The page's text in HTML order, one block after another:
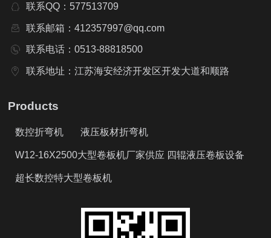
联系QQ：577513709
联系邮箱：412357997@qq.com
联系电话：0513-88818500
联系地址：江苏海安经济开发区开发大道和顺路
Products
数控折弯机 液压板材折弯机
W12-16X2500大型卷板机厂家供应 四辊液压卷板设备
超长数控特大型卷板机